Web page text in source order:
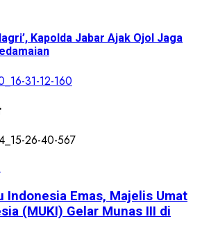
Kapolda Jabar Ajak Ojol Jaga
Indonesia Emas, Majelis Umat
(MUKI) Gelar Munas III di